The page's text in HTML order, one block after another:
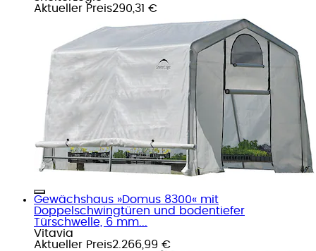
Aktueller Preis290,31 €
Gewächshaus »Domus 8300« mit
Doppelschwingtüren und bodentiefer
Türschwelle, 6 mm...
Vitavia
Aktueller Preis2.266,99 €